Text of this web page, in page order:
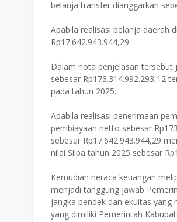
belanja transfer dianggarkan
Apabila realisasi belanja daerah
Rp17.642.943.944,29.
Dalam nota penjelasan tersebut
sebesar Rp173.314.992.293,12
pada tahun 2025.
Apabila realisasi penerimaan
pembiayaan netto sebesar
sebesar Rp17.642.943.944,29
nilai Silpa tahun 2025 sebesar
Kemudian neraca keuangan
menjadi tanggung jawab
jangka pendek dan ekuitas
yang dimiliki Pemerintah